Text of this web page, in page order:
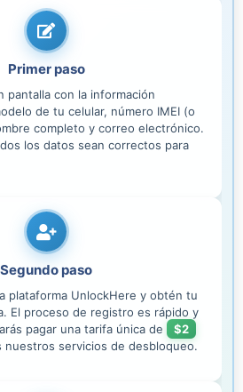
Primer paso
pantalla con la información
de tu celular, número IMEI (o
completo y correo electrónico.
los datos sean correctos para
Segundo paso
plataforma UnlockHere y obtén tu
El proceso de registro es rápido y
pagar una tarifa única de
$2
nuestros servicios de desbloqueo.